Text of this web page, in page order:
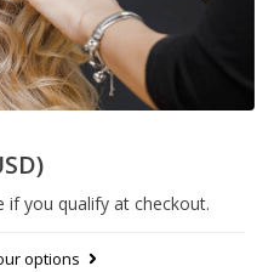
if you qualify at checkout.
options